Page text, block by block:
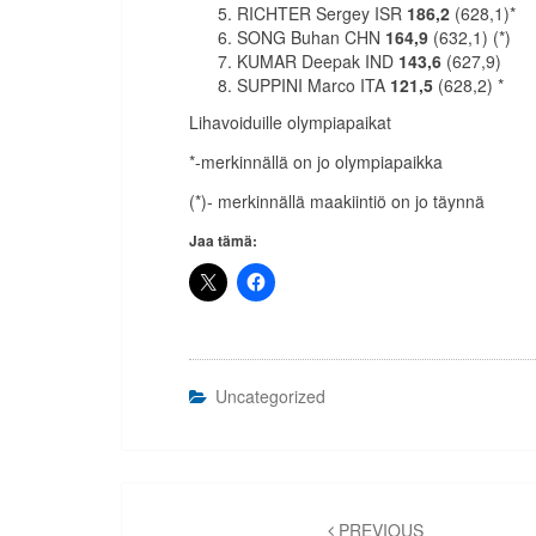
RICHTER Sergey ISR 186,2 (628,1)*
SONG Buhan CHN 164,9 (632,1) (*)
KUMAR Deepak IND 143,6 (627,9)
SUPPINI Marco ITA 121,5 (628,2) *
Lihavoiduille olympiapaikat
*-merkinnällä on jo olympiapaikka
(*)- merkinnällä maakiintiö on jo täynnä
Jaa tämä:
Uncategorized
PREVIOUS